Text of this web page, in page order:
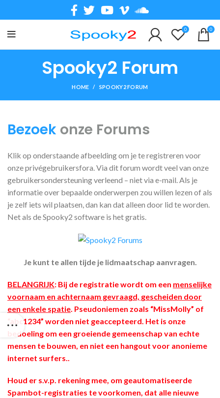
0 0
Spooky2 Forum
HOME SPOOKY2 FORUM
Bezoek onze Forums
Klik op onderstaande afbeelding om je te registreren voor
onze privégebruikersfora. Via dit forum wordt veel van onze
gebruikersondersteuning verleend – niet via e-mail. Als je
informatie over bepaalde onderwerpen zou willen lezen of als
je zelf iets wil plaatsen, dan kan dat alleen door lid te worden.
Net als de Spooky2 software is het gratis.
Je kunt te allen tijde je lidmaatschap aanvragen.
BELANGRIJK: Bij de registratie wordt om een menselijke
voornaam en achternaam gevraagd, gescheiden door
een enkele spatie. Pseudoniemen zoals “MissMolly” of
“abc1234” worden niet geaccepteerd. Het is onze
bedoeling om een groeiende gemeenschap van echte
mensen te bouwen, en niet een hangout voor anonieme
internet surfers..
Houd er s.v.p. rekening mee, om geautomatiseerde
Spambot-registraties te voorkomen, dat alle nieuwe